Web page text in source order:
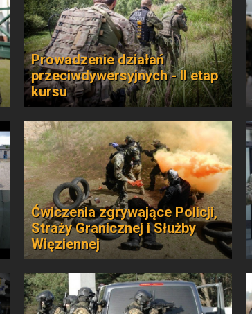
Prowadzenie działań
przeciwdywersyjnych - II etap
kursu
Ćwiczenia zgrywające Policji,
Straży Granicznej i Służby
Więziennej